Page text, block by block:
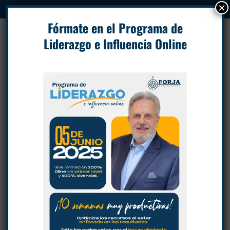
.
Fórmate en el Programa de
Liderazgo e Influencia Online
×